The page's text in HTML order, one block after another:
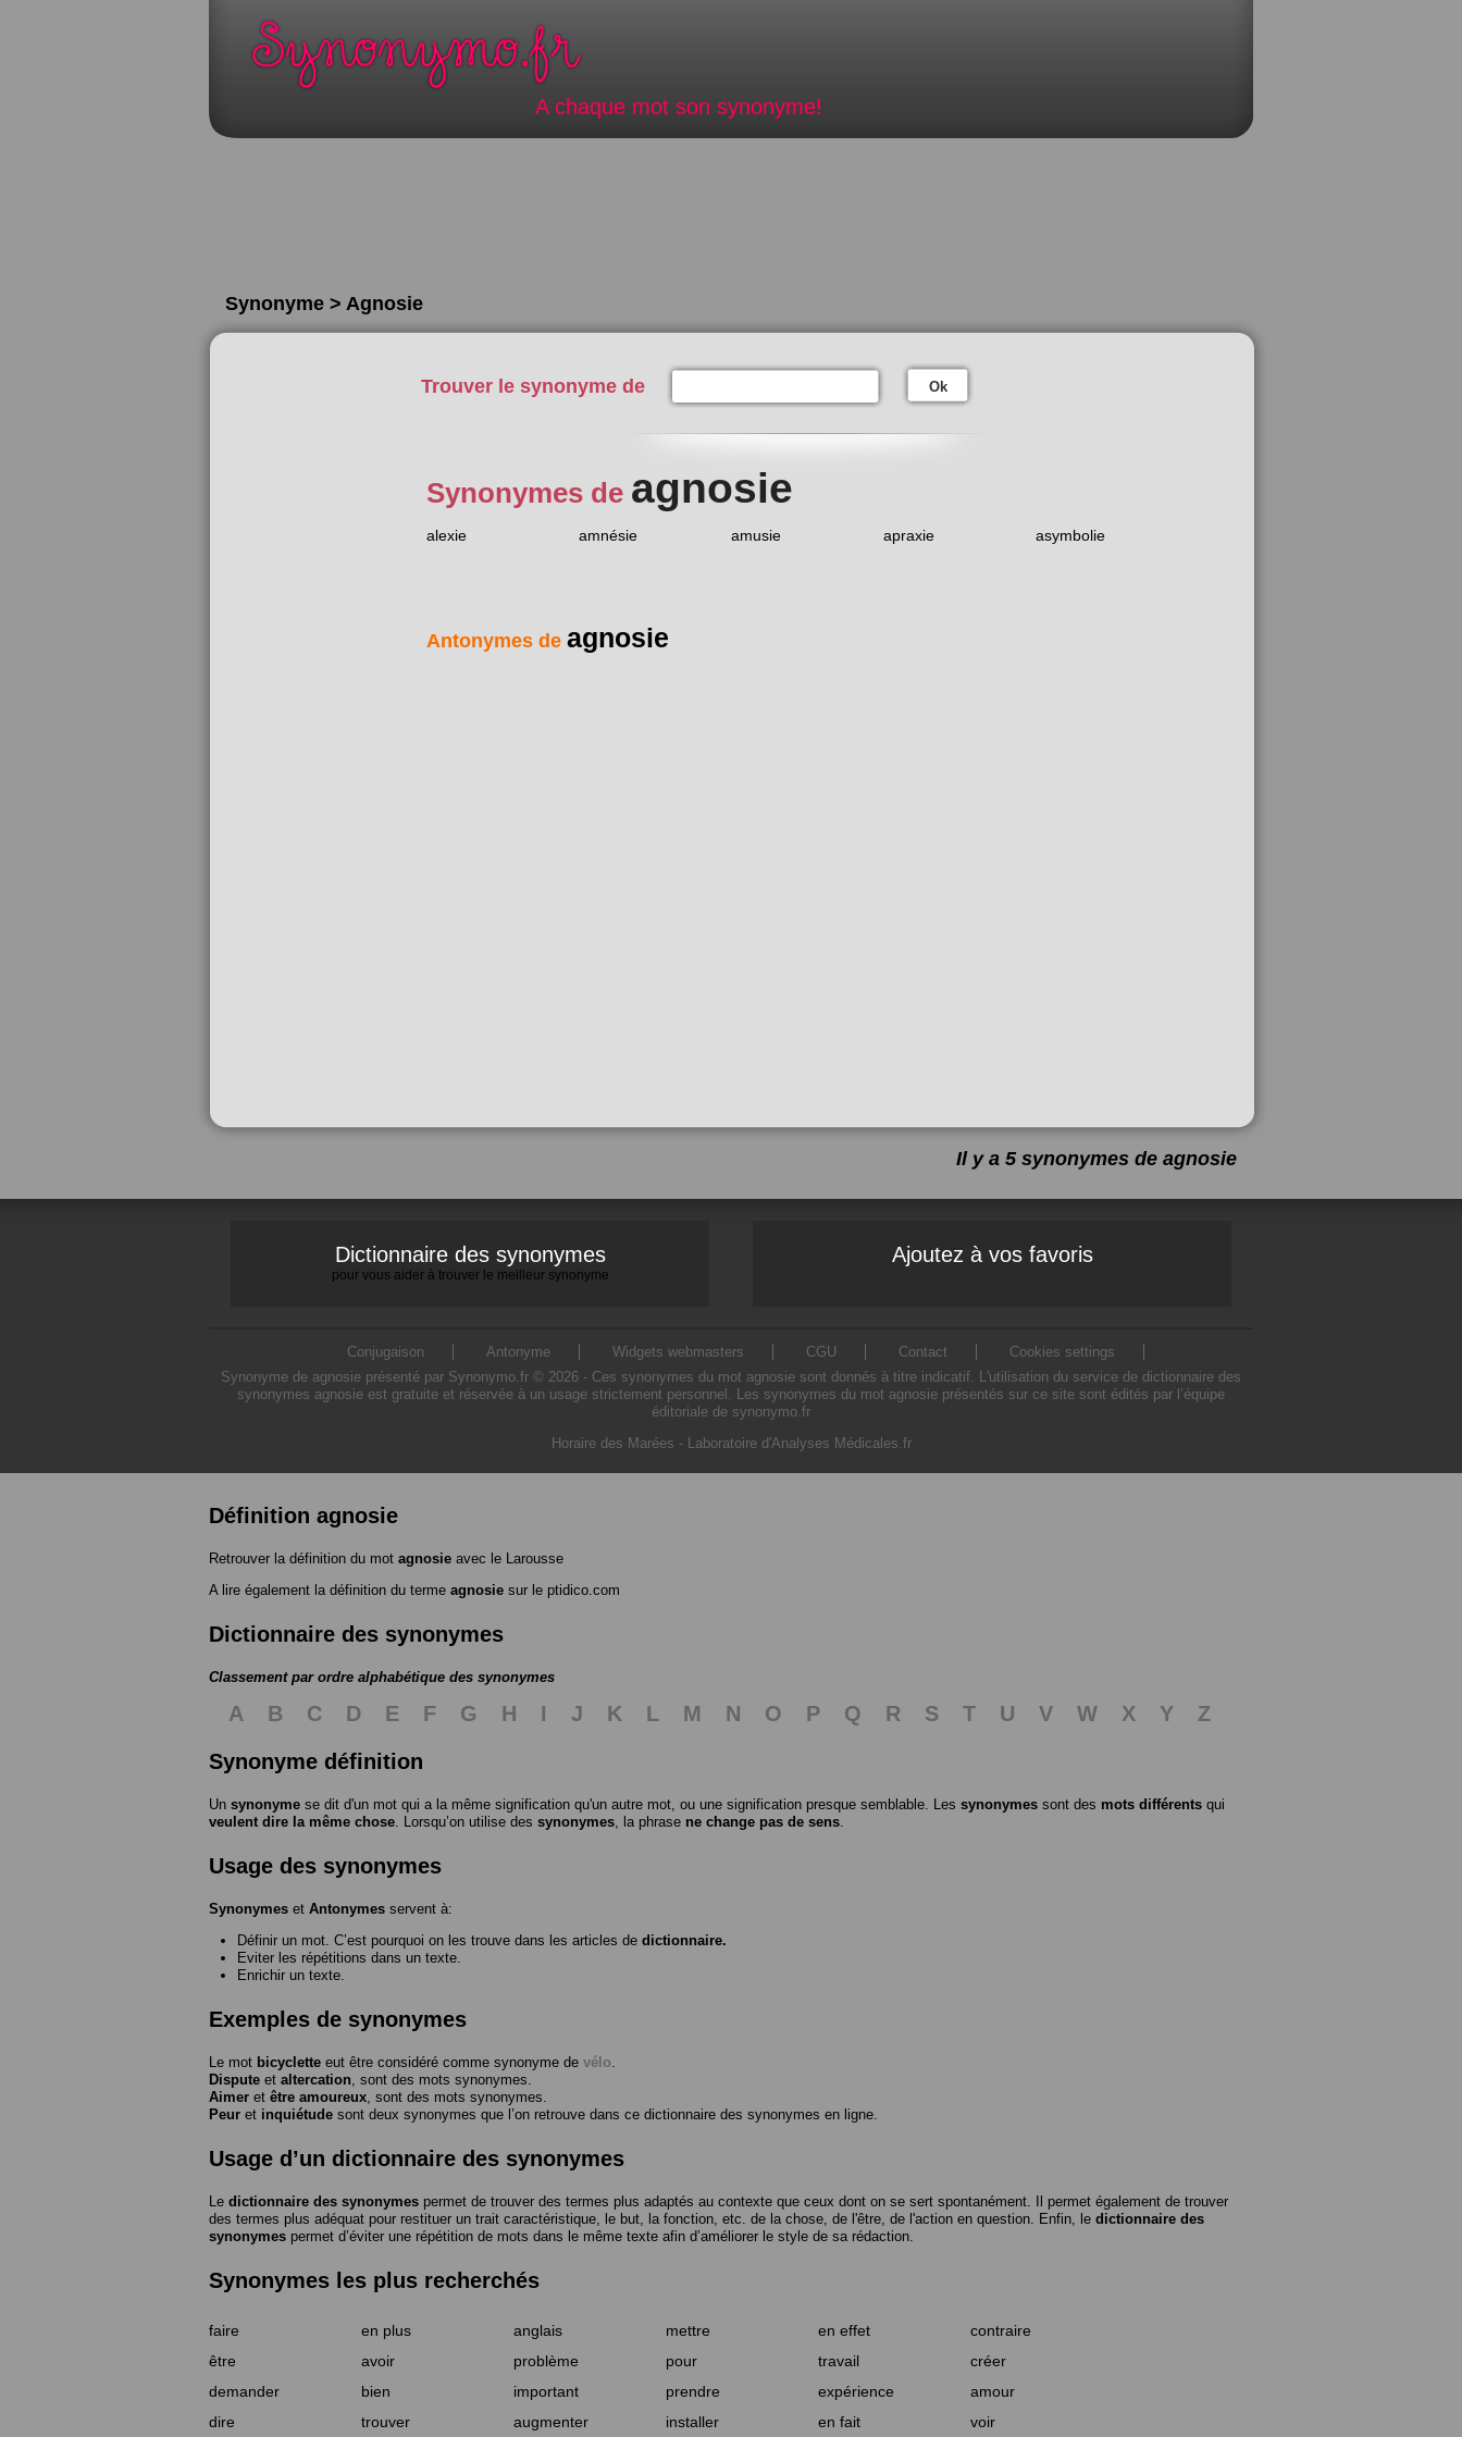
A chaque mot son synonyme!
Synonyme > Agnosie
Trouver le synonyme de Ok
Synonymes de agnosie
alexie amnésie amusie apraxie asymbolie
Antonymes de agnosie
Il y a 5 synonymes de agnosie
Dictionnaire des synonymes
pour vous aider à trouver le meilleur synonyme
Ajoutez à vos favoris
Conjugaison Antonyme Widgets webmasters CGU Contact
Cookies settings
Synonyme de agnosie présenté par Synonymo.fr © 2026 - Ces synonymes du mot agnosie sont donnés à titre indicatif. L'utilisation du service de dictionnaire des
synonymes agnosie est gratuite et réservée à un usage strictement personnel. Les synonymes du mot agnosie présentés sur ce site sont édités par l’équipe
éditoriale de synonymo.fr
Horaire des Marées - Laboratoire d'Analyses Médicales.fr
Définition agnosie
Retrouver la définition du mot agnosie avec le Larousse
A lire également la définition du terme agnosie sur le ptidico.com
Dictionnaire des synonymes
Classement par ordre alphabétique des synonymes
A B C D E F G H I J K L M N O P Q R S T U V W X Y
Z
Synonyme définition
Un synonyme se dit d'un mot qui a la même signification qu'un autre mot, ou une signification presque semblable. Les synonymes sont des mots différents qui
veulent dire la même chose . Lorsqu’on utilise des synonymes , la phrase ne change pas de sens
Usage des synonymes
Synonymes et Antonymes servent à:
Définir un mot. C’est pourquoi on les trouve dans les articles de dictionnaire.
Eviter les répétitions dans un texte.
Enrichir un texte.
Exemples de synonymes
Le mot bicyclette eut être considéré comme synonyme de vélo
Dispute et altercation , sont des mots synonymes.
Aimer et être amoureux , sont des mots synonymes.
Peur et inquiétude sont deux synonymes que l’on retrouve dans ce dictionnaire des synonymes en ligne.
Usage d’un dictionnaire des synonymes
Le dictionnaire des synonymes permet de trouver des termes plus adaptés au contexte que ceux dont on se sert spontanément. Il permet également de trouver
des termes plus adéquat pour restituer un trait caractéristique, le but, la fonction, etc. de la chose, de l'être, de l'action en question. Enfin, le dictionnaire des
synonymes permet d’éviter une répétition de mots dans le même texte afin d’améliorer le style de sa rédaction.
Synonymes les plus recherchés
faire en plus anglais mettre en effet
contraire
être
avoir problème pour travail
créer
demander
bien important prendre expérience
amour
dire
trouver augmenter installer en fait voir